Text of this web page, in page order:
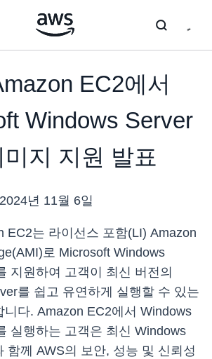
EC2에서
Windows Server
지 지원 발표
2024년 11월 6일
EC2는 라이선스 포함(LI) Amazon
로 Microsoft Windows
지원하여 고객이 최신 버전의
를 쉽고 유연하게 실행할 수 있는
니다. Amazon EC2에서 Windows
실행하는 고객은 최신 Windows
함께 AWS의 보안, 성능 및 신뢰성